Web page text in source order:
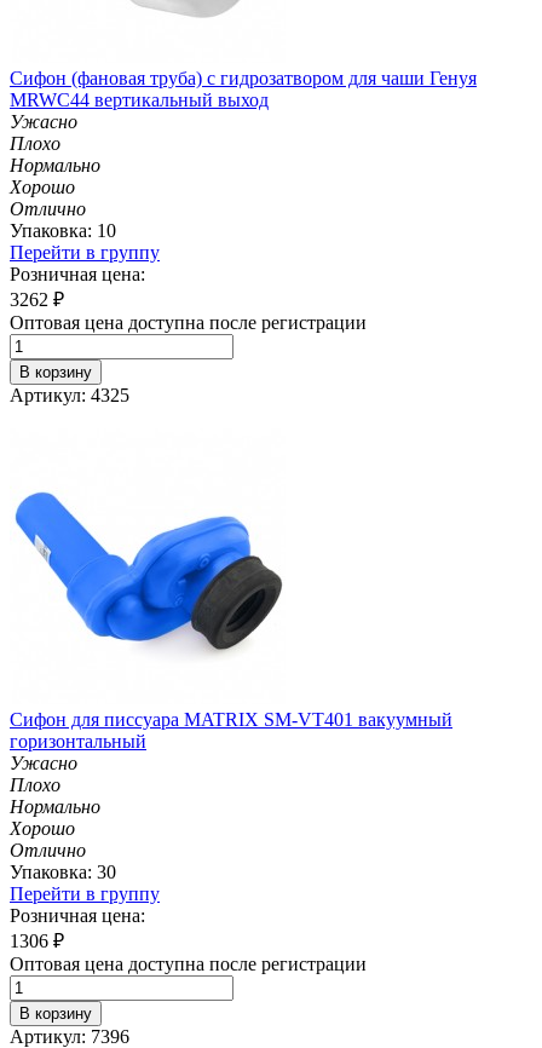
Сифон (фановая труба) с гидрозатвором для чаши Генуя
MRWC44 вертикальный выход
Ужасно
Плохо
Нормально
Хорошо
Отлично
Упаковка: 10
Перейти в группу
Розничная цена:
3262 ₽
Оптовая цена доступна после регистрации
В корзину
Артикул: 4325
Сифон для писсуара MATRIX SM-VT401 вакуумный
горизонтальный
Ужасно
Плохо
Нормально
Хорошо
Отлично
Упаковка: 30
Перейти в группу
Розничная цена:
1306 ₽
Оптовая цена доступна после регистрации
В корзину
Артикул: 7396